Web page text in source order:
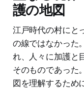
護の地図
江戸時代の村にと
の線ではなかった
れ、人々に加護と
そのものであった
図を理解するため